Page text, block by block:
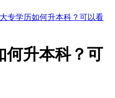
专学历如何升本科？可以看
何升本科？可